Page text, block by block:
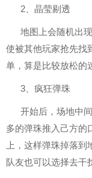
2、晶莹剔透
地图上会随机出
使被其他玩家抢先找
单，算是比较放松的
3、疯狂弹珠
开始后，场地中
多的弹珠推入己方的
上，这样弹珠掉落
队友也可以选择去干